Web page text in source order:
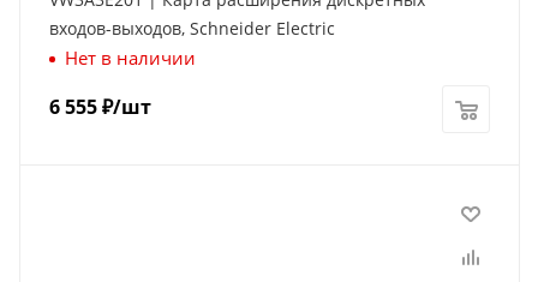
входов-выходов, Schneider Electric
Нет в наличии
6 555₽/шт